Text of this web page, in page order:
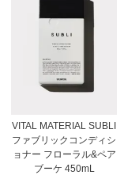
VITAL MATERIAL SUBLI
ファブリックコンディシ
ョナー フローラル&ペア
ブーケ 450mL